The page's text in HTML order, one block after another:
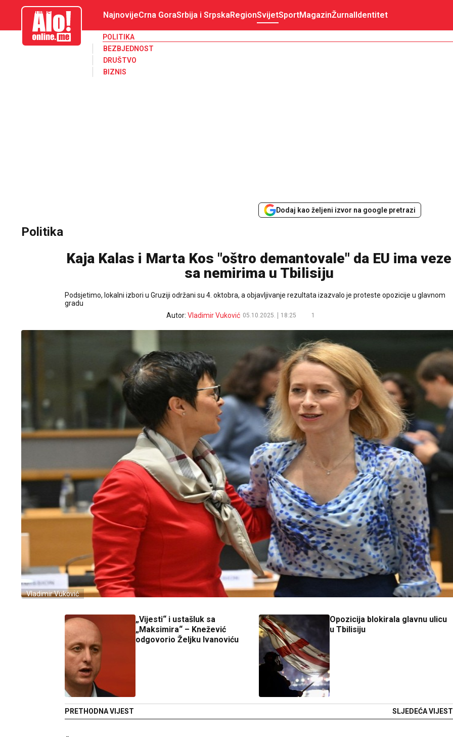
aloonline.me NajnovijeCrna GoraSrbija i SrpskaRegionSvijetSportMagazinŽurnalIdentitet
POLITIKA
BEZBJEDNOST
DRUŠTVO
BIZNIS
Dodaj kao željeni izvor na google pretrazi
Politika
Kaja Kalas i Marta Kos "oštro demantovale" da EU ima veze
sa nemirima u Tbilisiju
Podsjetimo, lokalni izbori u Gruziji održani su 4. oktobra, a objavljivanje rezultata izazvalo je proteste opozicije u glavnom
gradu
Autor: Vladimir Vuković 05.10.2025. 18:25 1
Vladimir Vuković
„Vijesti“ i ustašluk sa
„Maksimira“ – Knežević
odgovorio Željku Ivanoviću
PRETHODNA VIJEST
Opozicija blokirala glavnu ulicu
u Tbilisiju
SLJEDEĆA VIJEST